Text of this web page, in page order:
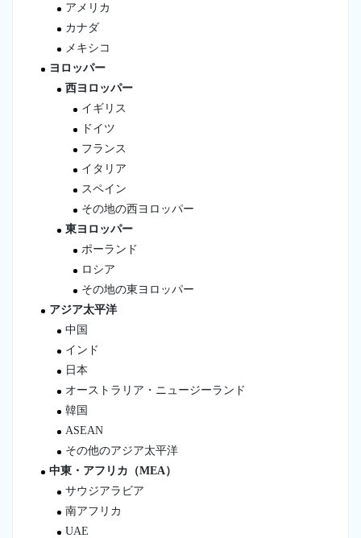
アメリカ
カナダ
メキシコ
ヨロッパー
西ヨロッパー
イギリス
ドイツ
フランス
イタリア
スペイン
その地の西ヨロッパー
東ヨロッパー
ポーランド
ロシア
その地の東ヨロッパー
アジア太平洋
中国
インド
日本
オーストラリア・ニュージーランド
韓国
ASEAN
その他のアジア太平洋
中東・アフリカ（MEA）
サウジアラビア
南アフリカ
UAE